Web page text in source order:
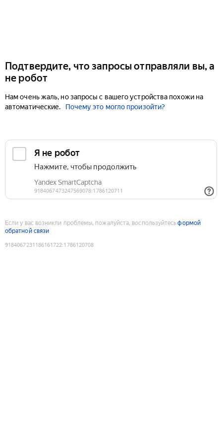
Подтвердите, что запросы отправляли вы, а
не робот
Нам очень жаль, но запросы с вашего устройства похожи на
автоматические.
Почему это могло произойти?
Если у вас возникли проблемы, пожалуйста, воспользуйтесьформой
обратной связи
9184067231186161722:1786120708